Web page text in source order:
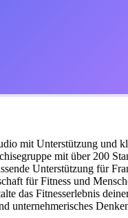
mit Unterstützung und
mit über 200
Unterstützung für
für Fitness und
das Fitnesserlebnis
unternehmerisches